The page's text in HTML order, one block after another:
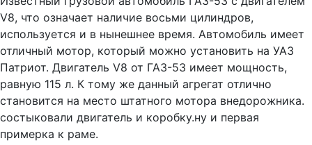
V8, что означает наличие восьми цилиндров,
используется и в нынешнее время. Автомобиль имеет
отличный мотор, который можно установить на УАЗ
Патриот. Двигатель V8 от ГАЗ-53 имеет мощность,
равную 115 л. К тому же данный агрегат отлично
становится на место штатного мотора внедорожника.
состыковали двигатель и коробку.ну и первая
примерка к раме.